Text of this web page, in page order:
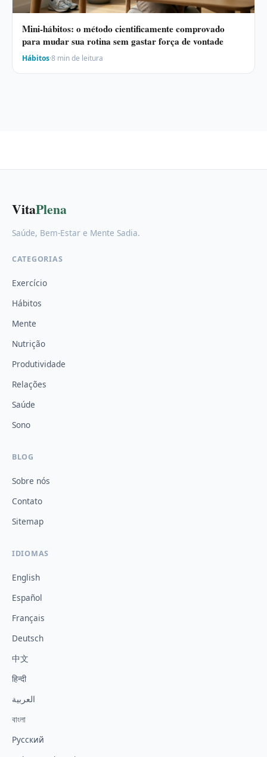
Mini-hábitos: o método cientificamente comprovado
para mudar sua rotina sem gastar força de vontade
Hábitos·8 min de leitura
VitaPlena
Saúde, Bem-Estar e Mente Sadia.
CATEGORIAS
Exercício
Hábitos
Mente
Nutrição
Produtividade
Relações
Saúde
Sono
BLOG
Sobre nós
Contato
Sitemap
IDIOMAS
English
Español
Français
Deutsch
中文
हिन्दी
العربية
বাংলা
Русский